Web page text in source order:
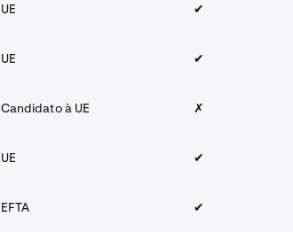
UE ✔︎
UE ✔︎
Candidato à UE ✗
UE ✔︎
EFTA ✔︎